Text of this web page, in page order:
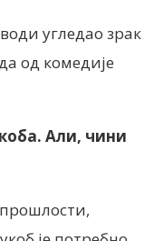
угледао зрак
од комедије
Али, чини
прошлости,